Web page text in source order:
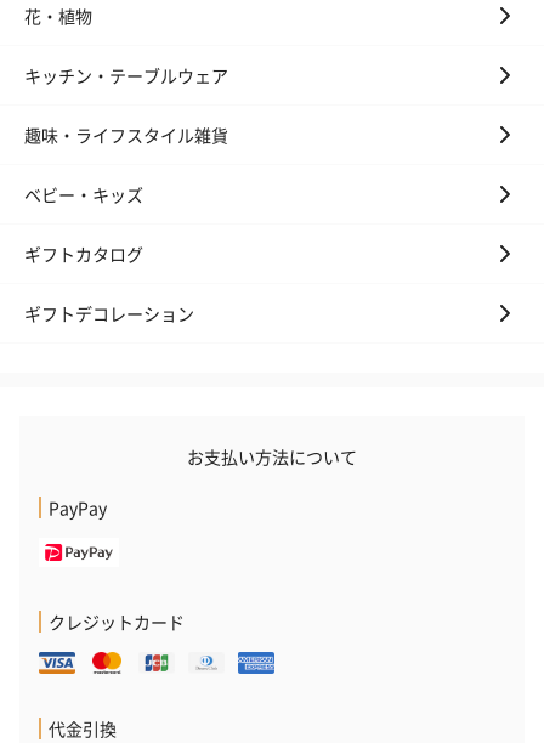
アールグレイ（HAPPY
（660円）
フルーツティ
スイーツを同梱してお届けいたします。ギフトへの＋αにおすすめ
ゼリーバウム カット
（レモン＆紅茶）（432
円）
スキンケアグッズ
花・植物
キッチン・テーブルウェア
趣味・ライフスタイル雑貨
ベビー・キッズ
ギフトカタログ
ギフトデコレーション
お支払い方法について
PayPay
クレジットカード
代金引換